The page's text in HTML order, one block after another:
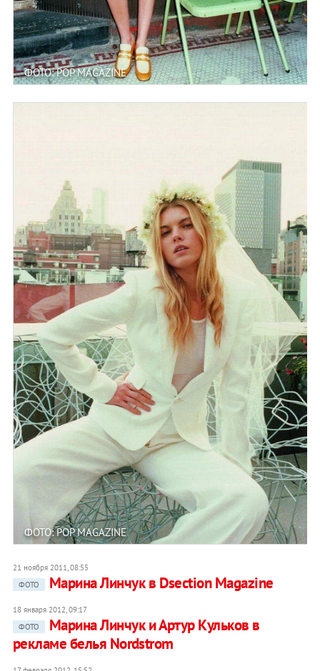
ФОТО: POP MAGAZINE
ФОТО: POP MAGAZINE
21 ноября 2011, 08:55
ФОТО
Марина Линчук в Dsection Magazine
18 января 2012, 09:17
ФОТО
Марина Линчук и Артур Кульков в
рекламе белья Nordstrom